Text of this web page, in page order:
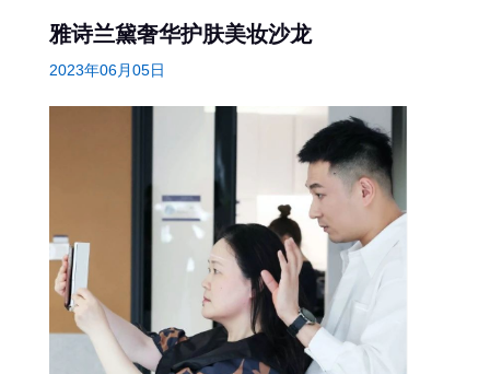
雅诗兰黛奢华护肤美妆沙龙
2023年06月05日